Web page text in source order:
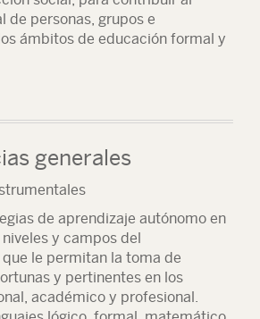
de personas, grupos e
ámbitos de educación formal y
generales
de aprendizaje autónomo en
y campos del
le permitan la toma de
y pertinentes en los
académico y profesional.